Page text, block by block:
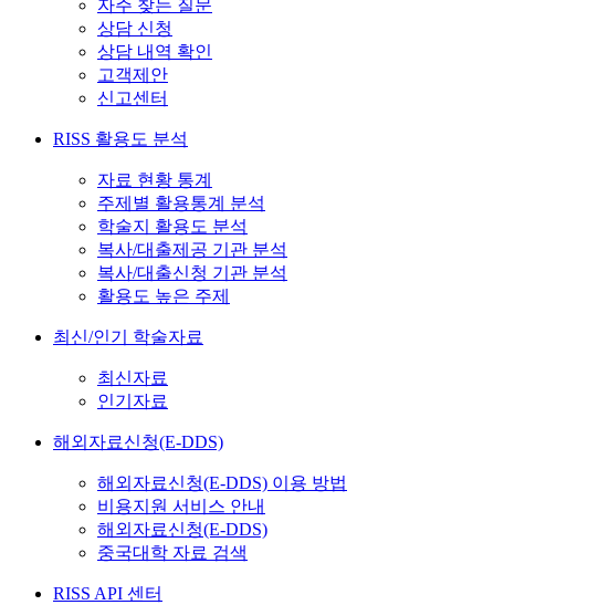
자주 찾는 질문
상담 신청
상담 내역 확인
고객제안
신고센터
RISS 활용도 분석
자료 현황 통계
주제별 활용통계 분석
학술지 활용도 분석
복사/대출제공 기관 분석
복사/대출신청 기관 분석
활용도 높은 주제
최신/인기 학술자료
최신자료
인기자료
해외자료신청(E-DDS)
해외자료신청(E-DDS) 이용 방법
비용지원 서비스 안내
해외자료신청(E-DDS)
중국대학 자료 검색
RISS API 센터